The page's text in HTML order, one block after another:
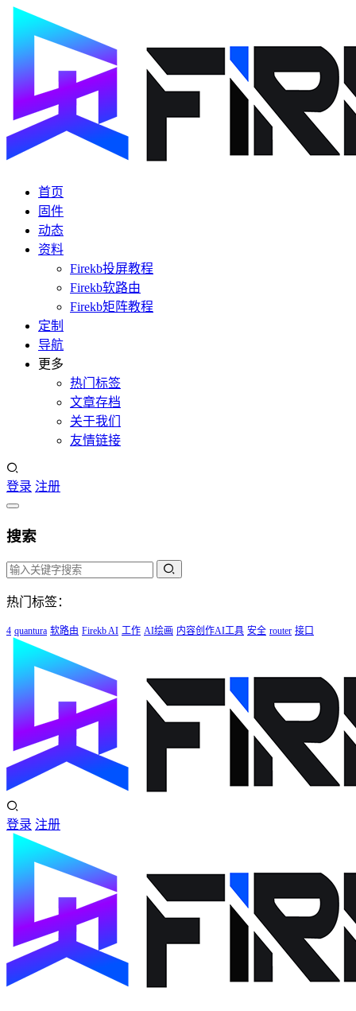
首页
固件
动态
资料
Firekb投屏教程
Firekb软路由
Firekb矩阵教程
定制
导航
更多
热门标签
文章存档
关于我们
友情链接
登录 注册
搜索
热门标签：
4 quantura 软路由 Firekb AI 工作 AI绘画 内容创作AI工具 安全 router 接口
登录 注册